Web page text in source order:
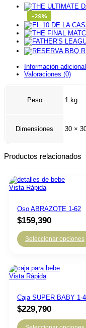
-29%
Información adicional
Valoraciones (0)
Peso 1 kg
Dimensiones 30 ×
Productos relacionados
Vista Rápida
Oso ABRAZOTE 1-62
$159,390
Seleccionar opciones
Vista Rápida
Caja SUPER BABY 1-
$229,790